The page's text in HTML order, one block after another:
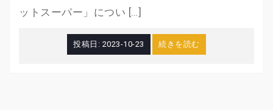
ットスーパー」につい […]
投稿日: 2023-10-23 続きを読む